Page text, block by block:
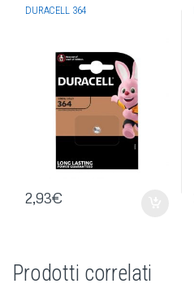
ACUSTICHE,
DURACELL
DURACELL 364
2,93€
Prodotti correlati